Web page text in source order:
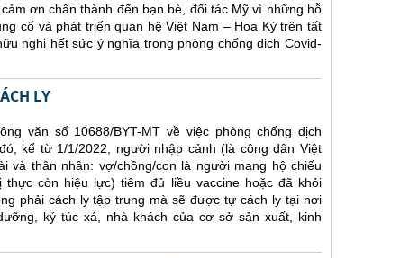
ơn chân thành đến bạn bè, đối tác Mỹ vì những hỗ
cố và phát triển quan hệ Việt Nam – Hoa Kỳ trên tất
nghị hết sức ý nghĩa trong phòng chống dịch Covid-
LY
văn số 10688/BYT-MT về việc phòng chống dịch
kể từ 1/1/2022, người nhập cảnh (là công dân Việt
và thân nhân: vợ/chồng/con là người mang hộ chiếu
còn hiệu lực) tiêm đủ liều vaccine hoặc đã khỏi
phải cách ly tập trung mà sẽ được tự cách ly tại nơi
ký túc xá, nhà khách của cơ sở sản xuất, kinh